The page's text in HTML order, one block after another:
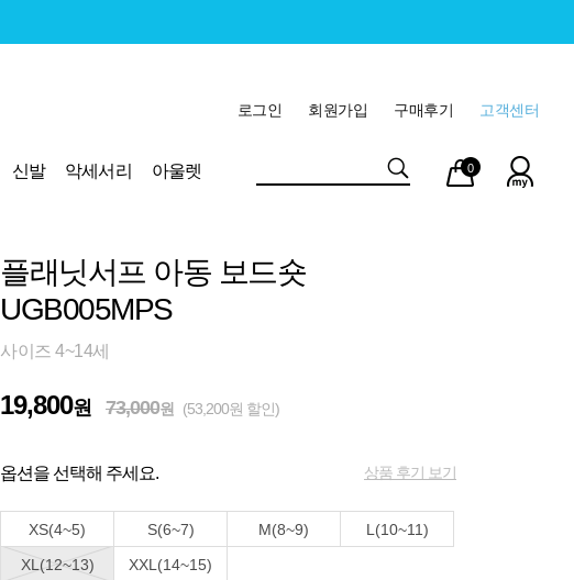
고객센터
구매후기
회원가입
로그인
신발 악세서리
아울렛
마이
페이
장바
구니
0
플래닛서프 아동 보드숏
UGB005MPS
사이즈 4~14세
19,800원 73,000원 (53,200원 할인)
옵션을 선택해 주세요. 상품 후기 보기
XS(4~5) S(6~7) M(8~9)
L(10~11)
XL(12~13)
XXL(14~15)